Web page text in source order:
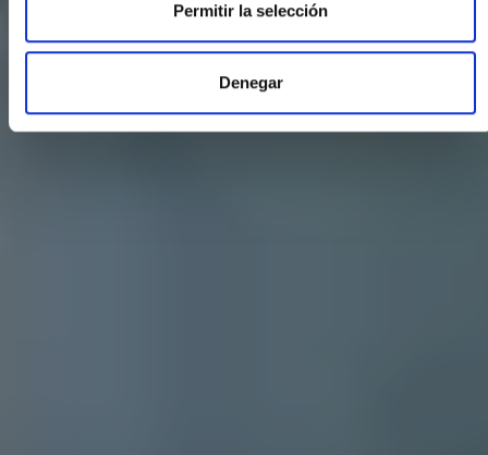
Permitir la selección
Denegar